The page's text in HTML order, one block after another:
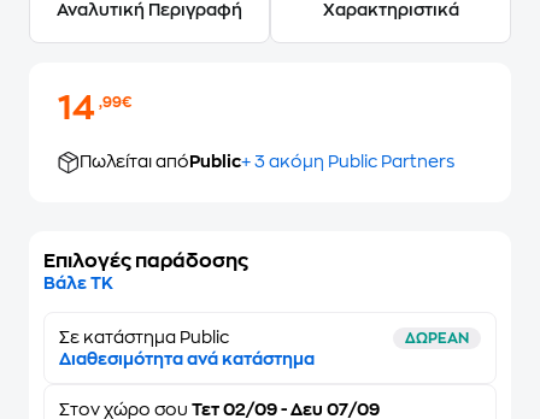
Αναλυτική Περιγραφή Χαρακτηριστικά
14,99€
Πωλείται από Public+ 3 ακόμη Public Partners
Επιλογές παράδοσης
Βάλε ΤΚ
Σε κατάστημα Public ΔΩΡΕΑΝ
Διαθεσιμότητα ανά κατάστημα
Στον χώρο σου Τετ 02/09 - Δευ 07/09